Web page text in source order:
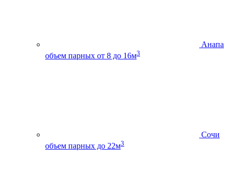
Анапа
объем парных от 8 до 16м3
Сочи
объем парных до 22м3